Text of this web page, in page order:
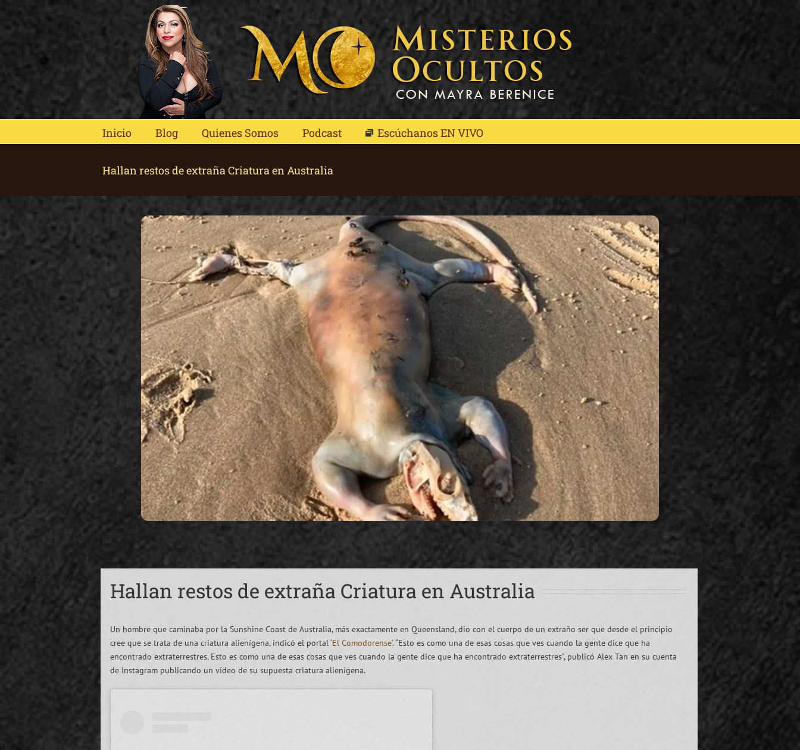
Inicio Blog Quienes Somos Podcast Escúchanos EN VIVO
Hallan restos de extraña Criatura en Australia
Hallan restos de extraña Criatura en Australia
Un hombre que caminaba por la Sunshine Coast de Australia, más exactamente en Queensland, dio con el cuerpo de un extraño ser que desde el principio
cree que se trata de una criatura alienígena, indicó el portal‘El Comodorense’. “Esto es como una de esas cosas que ves cuando la gente dice que ha
encontrado extraterrestres. Esto es como una de esas cosas que ves cuando la gente dice que ha encontrado extraterrestres”, publicó Alex Tan en su cuenta
de Instagram publicando un vídeo de su supuesta criatura alienígena.